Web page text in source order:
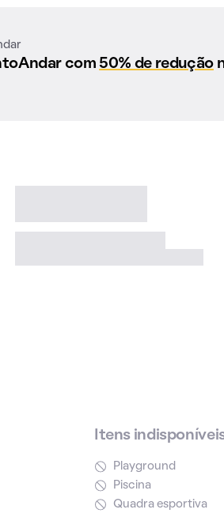
com 50% de redução
Itens
Playground
Piscina
Quadra esportiva